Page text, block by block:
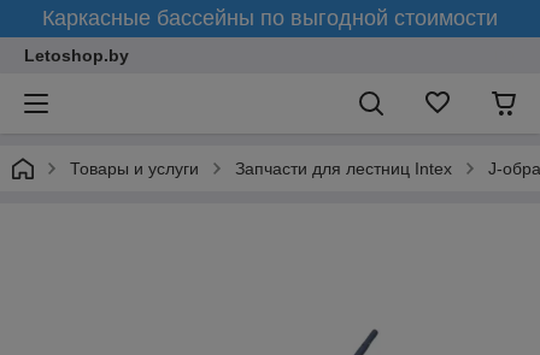
Каркасные бассейны по выгодной стоимости
Letoshop.by
Товары и услуги Запчасти для лестниц Intex J-